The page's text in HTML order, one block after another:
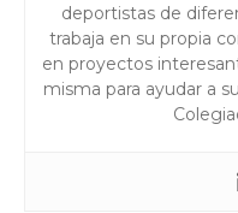
deportistas de
trabaja en su propia
en proyectos
misma para ayudar a